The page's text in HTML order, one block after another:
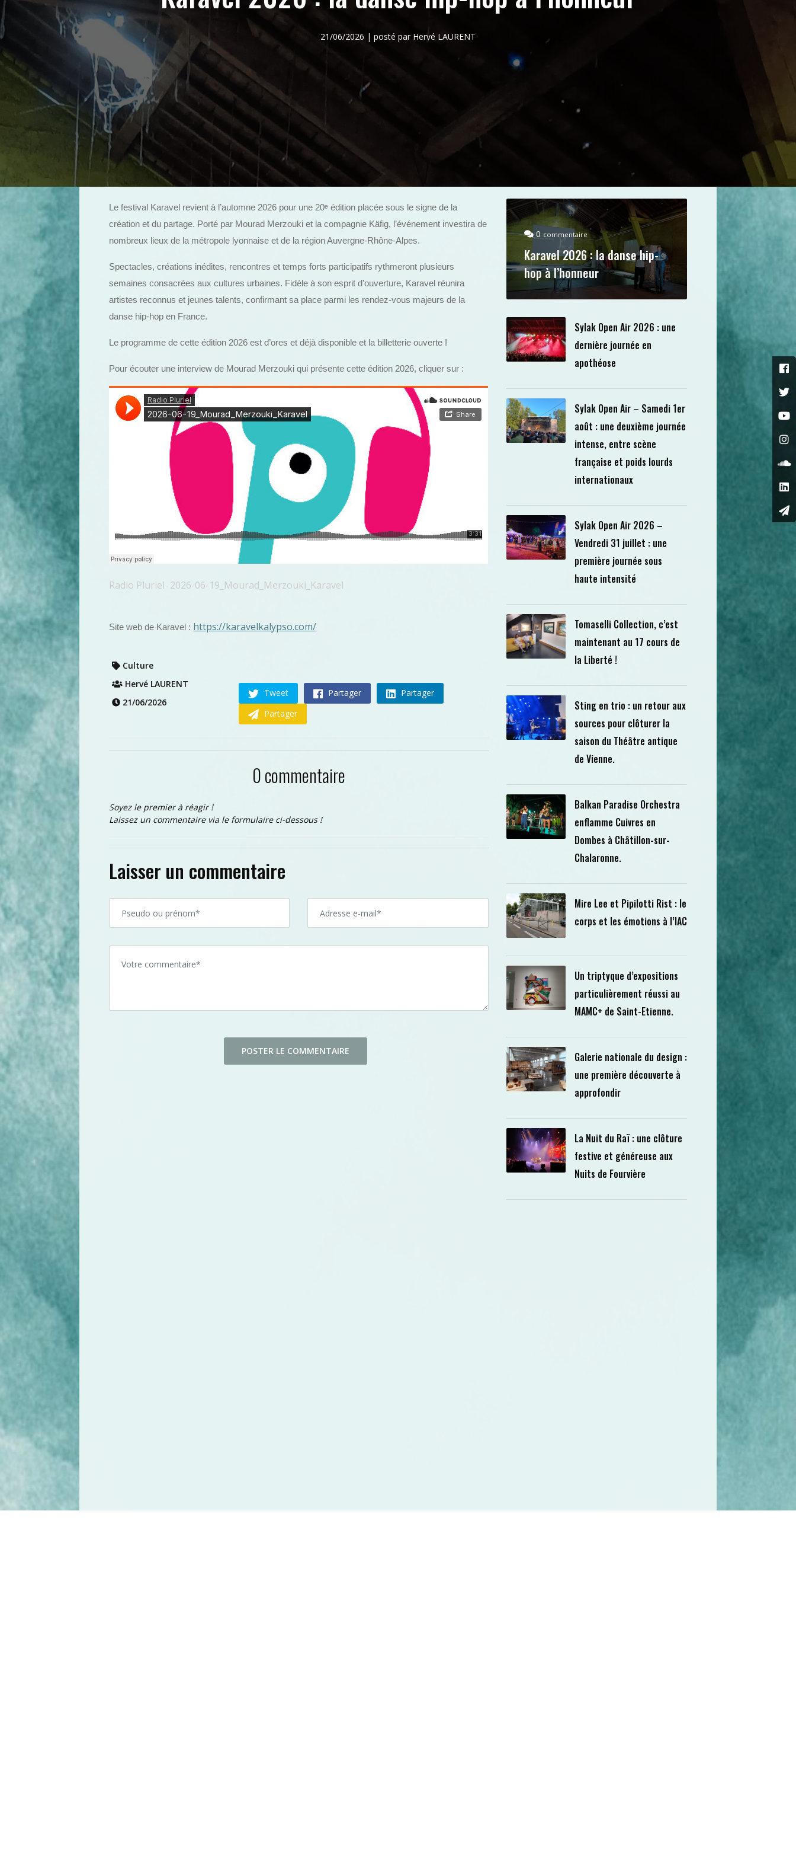
21/06/2026 | posté par Hervé LAURENT
Le festival Karavel revient à l’automne 2026 pour une 20ᵉ édition placée sous le signe de la
création et du partage. Porté par Mourad Merzouki et la compagnie Käfig, l’événement investira de
nombreux lieux de la métropole lyonnaise et de la région Auvergne-Rhône-Alpes.
Spectacles, créations inédites, rencontres et temps forts participatifs rythmeront plusieurs
semaines consacrées aux cultures urbaines. Fidèle à son esprit d’ouverture, Karavel réunira
artistes reconnus et jeunes talents, confirmant sa place parmi les rendez-vous majeurs de la
danse hip-hop en France.
Le programme de cette édition 2026 est d’ores et déjà disponible et la billetterie ouverte !
Pour écouter une interview de Mourad Merzouki qui présente cette édition 2026, cliquer sur :
Radio Pluriel · 2026-06-19_Mourad_Merzouki_Karavel
Site web de Karavel : https://karavelkalypso.com/
Culture
Hervé LAURENT
21/06/2026
Tweet Partager
Partager
Partager
0 commentaire
Soyez le premier à réagir !
Laissez un commentaire via le formulaire ci-dessous !
Laisser un commentaire
0 commentaire
Karavel 2026 : la danse hip-
hop à l’honneur
Sylak Open Air 2026 : une
dernière journée en
apothéose
Sylak Open Air – Samedi 1er
août : une deuxième journée
intense, entre scène
française et poids lourds
internationaux
Sylak Open Air 2026 –
Vendredi 31 juillet : une
première journée sous
haute intensité
Tomaselli Collection, c’est
maintenant au 17 cours de
la Liberté !
Sting en trio : un retour aux
sources pour clôturer la
saison du Théâtre antique
de Vienne.
Balkan Paradise Orchestra
enflamme Cuivres en
Dombes à Châtillon-sur-
Chalaronne.
Mire Lee et Pipilotti Rist : le
corps et les émotions à l’IAC
Un triptyque d’expositions
particulièrement réussi au
MAMC+ de Saint-Etienne.
Galerie nationale du design :
une première découverte à
approfondir
La Nuit du Raï : une clôture
festive et généreuse aux
Nuits de Fourvière